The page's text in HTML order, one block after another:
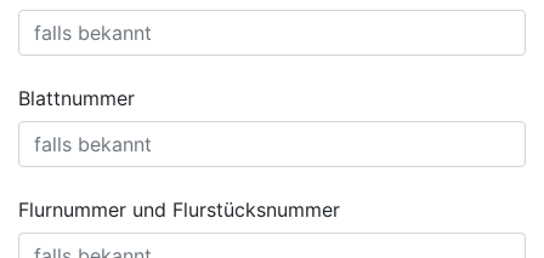
Blattnummer
Flurnummer und Flurstücksnummer